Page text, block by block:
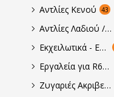
Αντλίες Κενού 43
Αντλίες Λαδιού / Ελεγκτές Οξύτητας
Εκχειλωτικά - Εκτονωτικά Συνδυαζόμενα
Εργαλεία για R600a, R290
Ζυγαριές Ακριβείας & Ογκομετρητές